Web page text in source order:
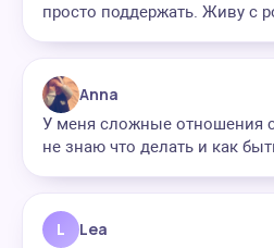
просто поддержать. Живу с
Anna
У меня сложные отношения
не знаю что делать и как
L Lea